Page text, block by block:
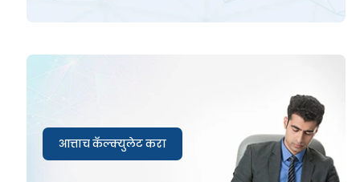
आत्ताच कॅल्क्युलेट करा